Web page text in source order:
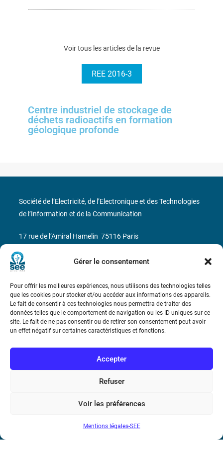
Gérer le consentement
Pour offrir les meilleures expériences, nous utilisons des technologies telles
que les cookies pour stocker et/ou accéder aux informations des appareils.
Le fait de consentir à ces technologies nous permettra de traiter des
données telles que le comportement de navigation ou les ID uniques sur ce
site. Le fait de ne pas consentir ou de retirer son consentement peut avoir
un effet négatif sur certaines caractéristiques et fonctions.
Accepter
Refuser
Voir les préférences
Mentions légales-SEE
Voir tous les articles de la revue
REE 2016-3
Centre industriel de stockage de
déchets radioactifs en formation
géologique profonde
Bicentenaire des découvertes d’André-
Marie Ampère
Conditions Générales de Vente
Mentions légales
Société de l’Electricité, de l’Electronique et des Technologies
de l’Information et de la Communication
17 rue de l’Amiral Hamelin 75116 Paris
Métro : « Boissière » Ligne 6 et « Iéna » Ligne 9
N° de SIREN : 785 393 232, Code APE : 9412Z TVA intra-
communautaire : FR44 785 393 232